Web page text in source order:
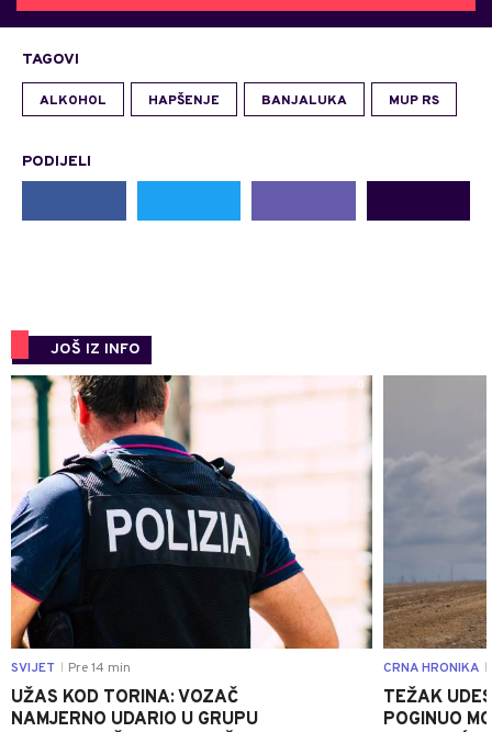
TAGOVI
ALKOHOL HAPŠENJE BANJALUKA MUP RS
PODIJELI
JOŠ IZ INFO
0
SVIJET Pre 14 min
UŽAS KOD TORINA: VOZAČ
NAMJERNO UDARIO U GRUPU
CRNA HRONIKA
TEŽAK
POGINUO